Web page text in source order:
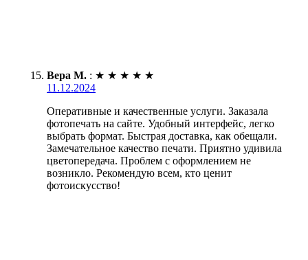
Вера М. : ★ ★ ★ ★ ★
11.12.2024
Оперативные и качественные услуги. Заказала
фотопечать на сайте. Удобный интерфейс, легко
выбрать формат. Быстрая доставка, как обещали.
Замечательное качество печати. Приятно удивила
цветопередача. Проблем с оформлением не
возникло. Рекомендую всем, кто ценит
фотоискусство!